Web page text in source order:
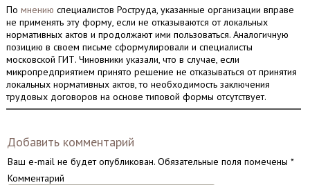
По мнению специалистов Роструда, указанные организации вправе
не применять эту форму, если не отказываются от локальных
нормативных актов и продолжают ими пользоваться. Аналогичную
позицию в своем письме сформулировали и специалисты
московской ГИТ. Чиновники указали, что в случае, если
микропредприятием принято решение не отказываться от принятия
локальных нормативных актов, то необходимость заключения
трудовых договоров на основе типовой формы отсутствует.
Добавить комментарий
Ваш e-mail не будет опубликован.Обязательные поля помечены *
Комментарий